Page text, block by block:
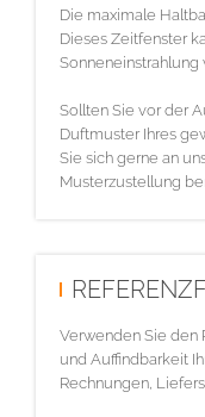
Die maximale
Dieses Zeitfenster
Sonneneinstrahlung
Sollten Sie vor der
Duftmuster Ihres
Sie sich gerne an
Musterzustellung
Verwenden Sie den
und Auffindbarkeit
Rechnungen,